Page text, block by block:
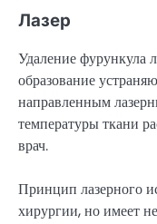
Лазер
Удаление фурункула
образование
направленным
температуры ткани
врач.
Принцип лазерного
хирургии, но имеет